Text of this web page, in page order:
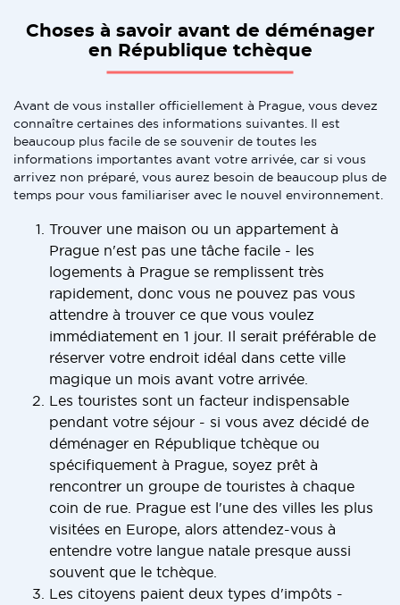
Choses à savoir avant de déménager
en République tchèque
Avant de vous installer officiellement à Prague, vous devez
connaître certaines des informations suivantes. Il est
beaucoup plus facile de se souvenir de toutes les
informations importantes avant votre arrivée, car si vous
arrivez non préparé, vous aurez besoin de beaucoup plus de
temps pour vous familiariser avec le nouvel environnement.
Trouver une maison ou un appartement à
Prague n'est pas une tâche facile - les
logements à Prague se remplissent très
rapidement, donc vous ne pouvez pas vous
attendre à trouver ce que vous voulez
immédiatement en 1 jour. Il serait préférable de
réserver votre endroit idéal dans cette ville
magique un mois avant votre arrivée.
Les touristes sont un facteur indispensable
pendant votre séjour - si vous avez décidé de
déménager en République tchèque ou
spécifiquement à Prague, soyez prêt à
rencontrer un groupe de touristes à chaque
coin de rue. Prague est l'une des villes les plus
visitées en Europe, alors attendez-vous à
entendre votre langue natale presque aussi
souvent que le tchèque.
Les citoyens paient deux types d'impôts -